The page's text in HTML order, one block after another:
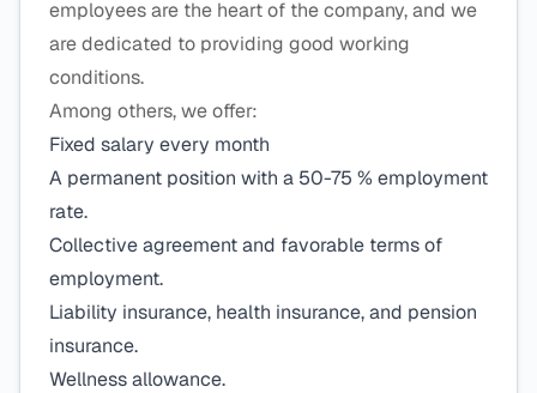
employees are the heart of the company, and we
are dedicated to providing good working
conditions.
Among others, we offer:
Fixed salary every month
A permanent position with a 50-75 % employment
rate.
Collective agreement and favorable terms of
employment.
Liability insurance, health insurance, and pension
insurance.
Wellness allowance.